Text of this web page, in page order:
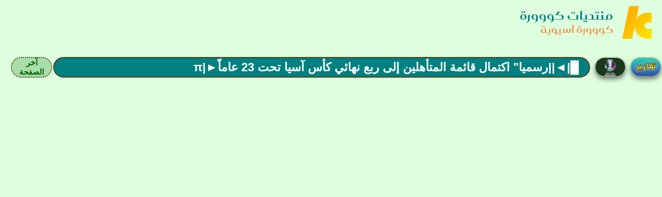
منتديات كووورة
كووورة آسيوية
█|◄||رسميا" اكتمال قائمة المتأهلين إلى ربع نهائي كأس آسيا تحت 23 عاماً►|π
آخر
الصفحة